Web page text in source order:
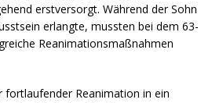
erstversorgt. Während der Sohn
erlangte, mussten bei dem 63-
Reanimationsmaßnahmen
fortlaufender Reanimation in ein